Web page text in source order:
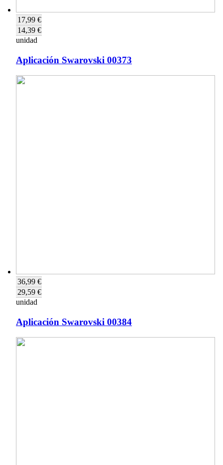
17,99 €
14,39 €
unidad
Aplicación Swarovski 00373
36,99 €
29,59 €
unidad
Aplicación Swarovski 00384